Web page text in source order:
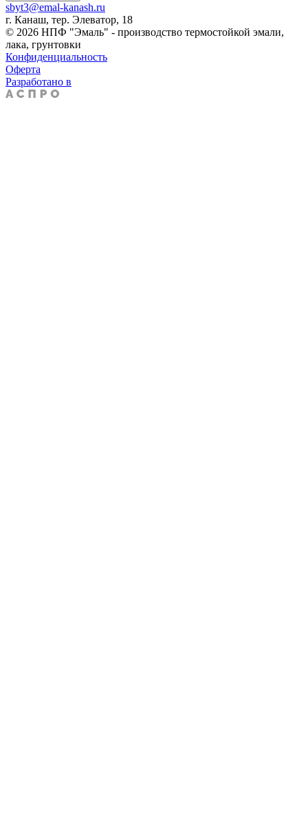
sbyt3@emal-kanash.ru
г. Канаш, тер. Элеватор, 18
© 2026 НПФ "Эмаль" - производство термостойкой эмали,
лака, грунтовки
Конфиденциальность
Оферта
Разработано в